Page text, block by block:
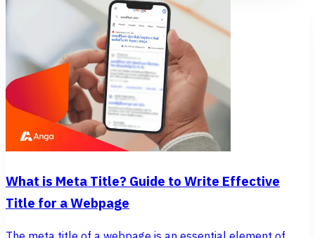
What is Meta Title? Guide to Write Effective
Title for a Webpage